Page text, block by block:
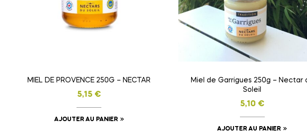
MIEL DE PROVENCE 250G – NECTAR
5,15 €
AJOUTER AU PANIER
Miel de Garrigues 250g – Nectar
Soleil
5,10 €
AJOUTER AU PANIER